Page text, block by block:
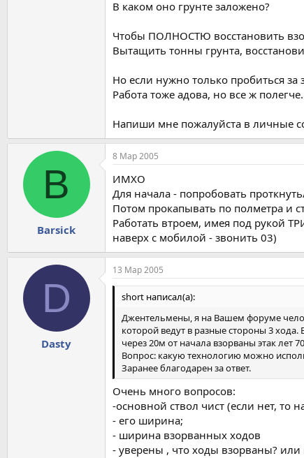
В каком оно грунте заложено?
Чтобы ПОЛНОСТЮ восстановить
Вытащить тонны грунта,
Но если нужно только пробиться за
Работа тоже адова, но все ж полегче.
Напиши мне пожалуйста в личные
B
Barsick
8 Мар 2005
ИМХО
Для начала - попробовать
Потом прокапывать по полметра и
Работать втроем, имея под рукой
наверх с мобилой - звонить 03)
D
Dasty
13 Мар 2005
short написал(а):
Джентельмены, я на Вашем форуме
которой ведут в разные стороны 3
через 20м от начала взорваны этак
Вопрос: какую технологию можно
Заранее благодарен за ответ.
Очень много вопросов:
-основной ствол чист (если нет, то
- его ширина;
- ширина взорванных ходов
- уверены , что ходы взорваны? или